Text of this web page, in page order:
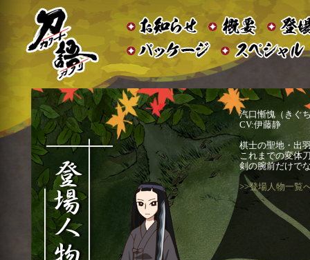
汽口慚愧（きぐ
CV:伊藤静
棋士の聖地・出
これまでの変体
剣の腕前だけで
>>登場人物一覧